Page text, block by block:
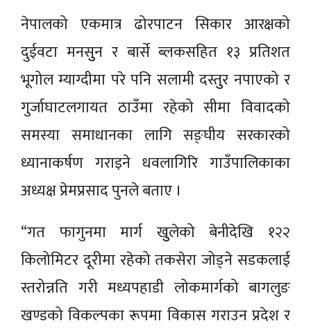
नेपालको एकमात्र ढोरपाटन सिकार आरक्षको
दुईवटा मनसुुन र बार्से ब्लकसहित १३ प्रतिशत
भूगोल म्याग्दीमा परे पनि सलामी दस्तुुर नपाएको र
गुर्जाघाटलगायत ठाउँमा रहेको सीमा विवादको
समस्या समाधानका लागि सङ्घीय सरकारको
ध्यानाकर्षण गराइने धवलागिरि गाउँपालिकाका
अध्यक्ष प्रेमप्रसाद पुनले बताए ।
“गत फागुनमा मार्ग खुुलेको बेनीदेखि १२२
किलोमिटर दूरीमा रहेको तकसेरा जोड्ने सडकलाई
स्तरोन्नति गरी मध्यपहाडी लोकमार्गको बागलुङ
खण्डको विकल्पका रूपमा विकास गराउन प्रदेश र